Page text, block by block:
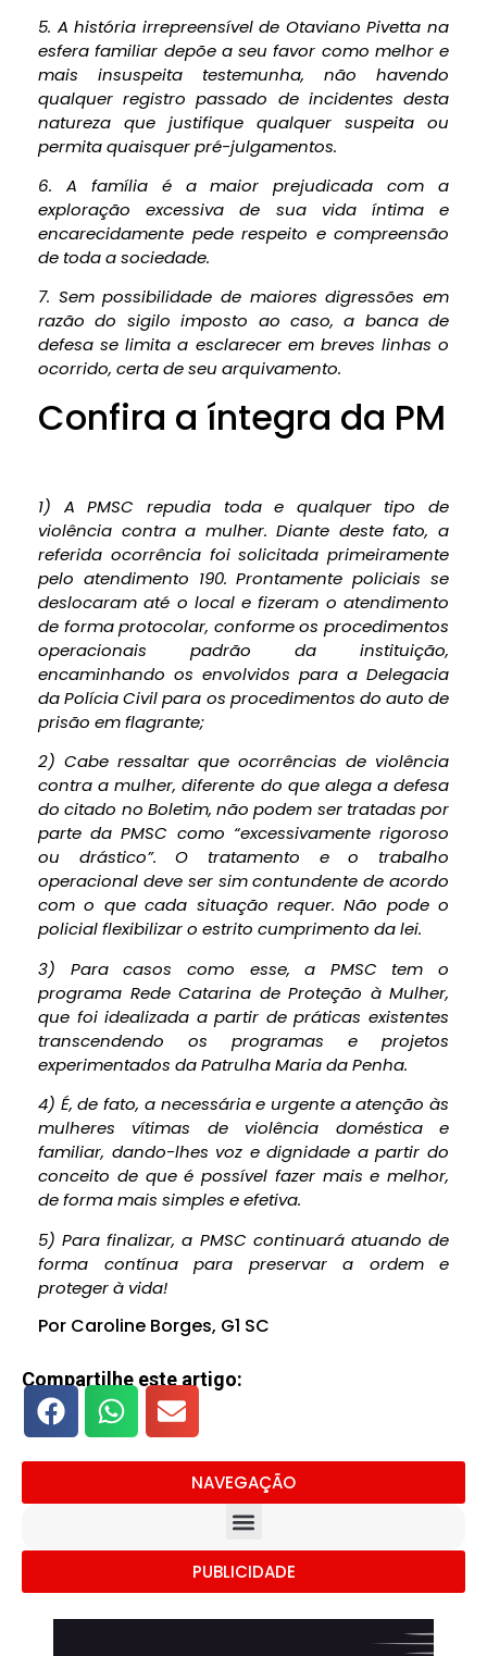
5. A história irrepreensível de Otaviano Pivetta na
esfera familiar depõe a seu favor como melhor e
mais insuspeita testemunha, não havendo
qualquer registro passado de incidentes desta
natureza que justifique qualquer suspeita ou
permita quaisquer pré-julgamentos.
6. A família é a maior prejudicada com a
exploração excessiva de sua vida íntima e
encarecidamente pede respeito e compreensão
de toda a sociedade.
7. Sem possibilidade de maiores digressões em
razão do sigilo imposto ao caso, a banca de
defesa se limita a esclarecer em breves linhas o
ocorrido, certa de seu arquivamento.
Confira a íntegra da PM
1) A PMSC repudia toda e qualquer tipo de
violência contra a mulher. Diante deste fato, a
referida ocorrência foi solicitada primeiramente
pelo atendimento 190. Prontamente policiais se
deslocaram até o local e fizeram o atendimento
de forma protocolar, conforme os procedimentos
operacionais padrão da instituição,
encaminhando os envolvidos para a Delegacia
da Polícia Civil para os procedimentos do auto de
prisão em flagrante;
2) Cabe ressaltar que ocorrências de violência
contra a mulher, diferente do que alega a defesa
do citado no Boletim, não podem ser tratadas por
parte da PMSC como “excessivamente rigoroso
ou drástico”. O tratamento e o trabalho
operacional deve ser sim contundente de acordo
com o que cada situação requer. Não pode o
policial flexibilizar o estrito cumprimento da lei.
3) Para casos como esse, a PMSC tem o
programa Rede Catarina de Proteção à Mulher,
que foi idealizada a partir de práticas existentes
transcendendo os programas e projetos
experimentados da Patrulha Maria da Penha.
4) É, de fato, a necessária e urgente a atenção às
mulheres vítimas de violência doméstica e
familiar, dando-lhes voz e dignidade a partir do
conceito de que é possível fazer mais e melhor,
de forma mais simples e efetiva.
5) Para finalizar, a PMSC continuará atuando de
forma contínua para preservar a ordem e
proteger à vida!
Por Caroline Borges, G1 SC
Compartilhe este artigo:
NAVEGAÇÃO
PUBLICIDADE